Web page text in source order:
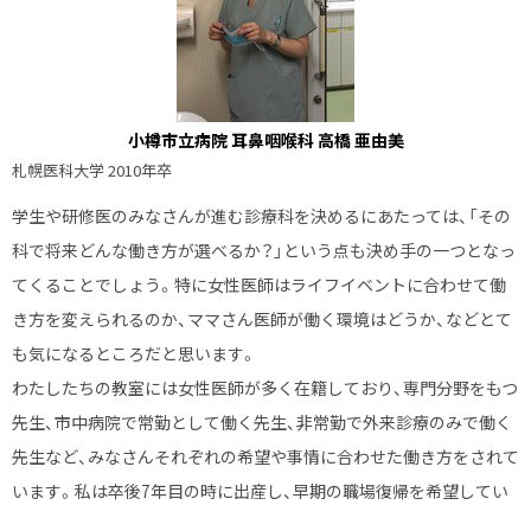
小樽市立病院 耳鼻咽喉科 高橋 亜由美
札幌医科大学 2010年卒
学生や研修医のみなさんが進む診療科を決めるにあたっては、「その
科で将来どんな働き方が選べるか？」という点も決め手の一つとなっ
てくることでしょう。特に女性医師はライフイベントに合わせて働
き方を変えられるのか、ママさん医師が働く環境はどうか、などとて
も気になるところだと思います。
わたしたちの教室には女性医師が多く在籍しており、専門分野をもつ
先生、市中病院で常勤として働く先生、非常勤で外来診療のみで働く
先生など、みなさんそれぞれの希望や事情に合わせた働き方をされて
います。私は卒後7年目の時に出産し、早期の職場復帰を希望してい